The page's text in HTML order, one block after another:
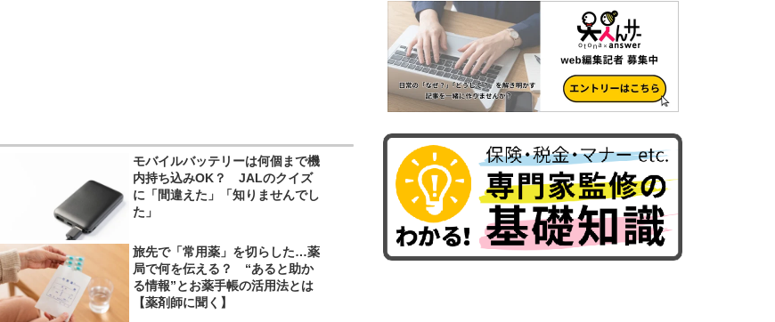
モバイルバッテリーは何個まで機
内持ち込みOK？ JALのクイズ
に「間違えた」「知りませんでし
た」
旅先で「常用薬」を切らした…薬
局で何を伝える？ “あると助か
る情報”とお薬手帳の活用法とは
【薬剤師に聞く】